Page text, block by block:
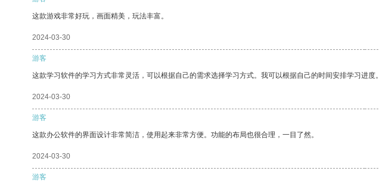
这款游戏非常好玩，画面精美，玩法丰富。
2024-03-30
游客
这款学习软件的学习方式非常灵活，可以根据自己的需求选择学习方式。我可以根据自己的时间安排学习进度。
2024-03-30
游客
这款办公软件的界面设计非常简洁，使用起来非常方便。功能的布局也很合理，一目了然。
2024-03-30
游客